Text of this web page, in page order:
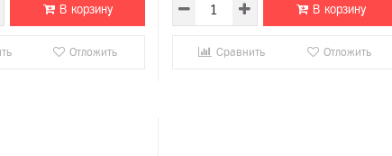
В корзину
Отложить
В корзину
Сравнить Отложить